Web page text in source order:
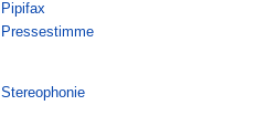
Pipifax
Pressestimme
Stereophonie